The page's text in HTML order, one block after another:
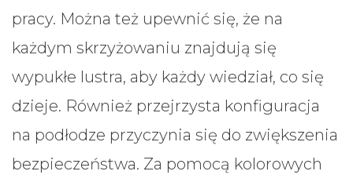
pracy. Można też upewnić się, że na
każdym skrzyżowaniu znajdują się
wypukłe lustra, aby każdy wiedział, co się
dzieje. Również przejrzysta konfiguracja
na podłodze przyczynia się do zwiększenia
bezpieczeństwa. Za pomocą kolorowych